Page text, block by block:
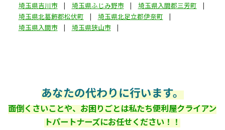
埼玉県吉川市
埼玉県ふじみ野市
埼玉県入間郡三芳町
埼玉県北葛飾郡松伏町
埼玉県北足立郡伊奈町
埼玉県入間市
埼玉県狭山市
あなたの代わりに行います。
面倒くさいことや、お困りごとは私たち便利屋クライアン
トパートナーズにお任せください！！